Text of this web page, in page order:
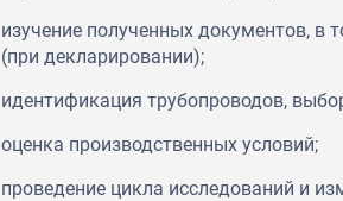
изучение полученных документов, в
(при декларировании);
идентификация трубопроводов,
оценка производственных условий;
проведение цикла исследований и